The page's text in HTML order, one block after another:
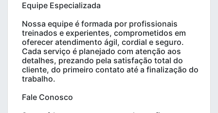
Equipe Especializada
Nossa equipe é formada por profissionais
treinados e experientes, comprometidos em
oferecer atendimento ágil, cordial e seguro.
Cada serviço é planejado com atenção aos
detalhes, prezando pela satisfação total do
cliente, do primeiro contato até a finalização do
trabalho.
Fale Conosco